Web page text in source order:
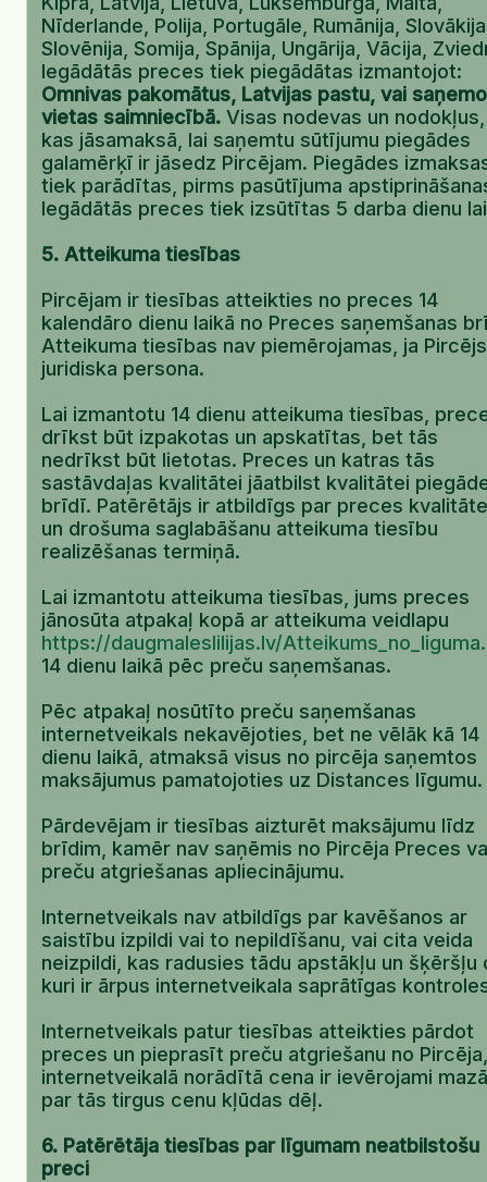
Nīderlande, Polija, Portugāle, Rumānija,
Slovēnija, Somija, Spānija, Ungārija, Vācija,
Iegādātās preces tiek piegādātas izmantojot:
Omnivas pakomātus, Latvijas pastu, vai
vietas saimniecībā. Visas nodevas un nodokļus,
kas jāsamaksā, lai saņemtu sūtījumu piegādes
galamērķī ir jāsedz Pircējam. Piegādes
tiek parādītas, pirms pasūtījuma
Iegādātās preces tiek izsūtītas 5 darba dienu
5. Atteikuma tiesības
Pircējam ir tiesības atteikties no preces 14
kalendāro dienu laikā no Preces saņemšanas
Atteikuma tiesības nav piemērojamas, ja
juridiska persona.
Lai izmantotu 14 dienu atteikuma tiesības,
drīkst būt izpakotas un apskatītas, bet tās
nedrīkst būt lietotas. Preces un katras tās
sastāvdaļas kvalitātei jāatbilst kvalitātei
brīdī. Patērētājs ir atbildīgs par preces
un drošuma saglabāšanu atteikuma tiesību
realizēšanas termiņā.
Lai izmantotu atteikuma tiesības, jums preces
jānosūta atpakaļ kopā ar atteikuma veidlapu
https://daugmaleslilijas.lv/
14 dienu laikā pēc preču saņemšanas.
Pēc atpakaļ nosūtīto preču saņemšanas
internetveikals nekavējoties, bet ne vēlāk kā 14
dienu laikā, atmaksā visus no pircēja saņemtos
maksājumus pamatojoties uz Distances līgumu.
Pārdevējam ir tiesības aizturēt maksājumu līdz
brīdim, kamēr nav saņēmis no Pircēja Preces
preču atgriešanas apliecinājumu.
Internetveikals nav atbildīgs par kavēšanos ar
saistību izpildi vai to nepildīšanu, vai cita veida
neizpildi, kas radusies tādu apstākļu un šķēršļu
kuri ir ārpus internetveikala saprātīgas
Internetveikals patur tiesības atteikties pārdot
preces un pieprasīt preču atgriešanu no
internetveikalā norādītā cena ir ievērojami
par tās tirgus cenu kļūdas dēļ.
6. Patērētāja tiesības par līgumam neatbilstošu
preci